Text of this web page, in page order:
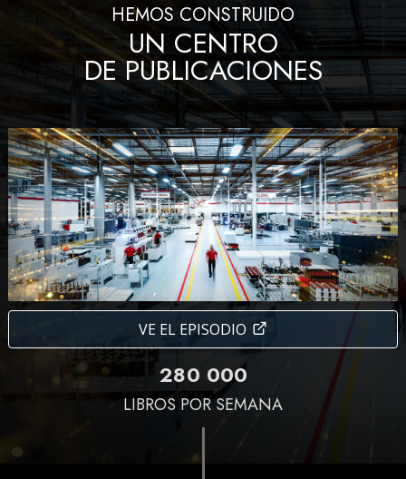
HEMOS CONSTRUIDO
UN CENTRO
DE PUBLICACIONES
VE EL EPISODIO
280 000
LIBROS POR SEMANA